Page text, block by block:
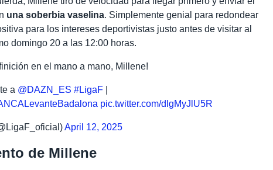
una soberbia vaselina. Simplemente genial para redondear
para los intereses deportivistas justo antes de visitar al
domingo 20 a las 12:00 horas.
en el mano a mano, Millene!
a @DAZN_ES #LigaF
pic.twitter.com/dlgMyJlU5R
April 12, 2025
de Millene